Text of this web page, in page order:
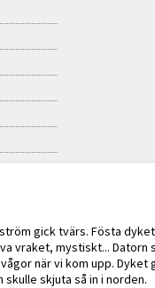
gick tvärs. Fösta
vraket, mystiskt...
när vi kom upp.
skjuta så in i norden.